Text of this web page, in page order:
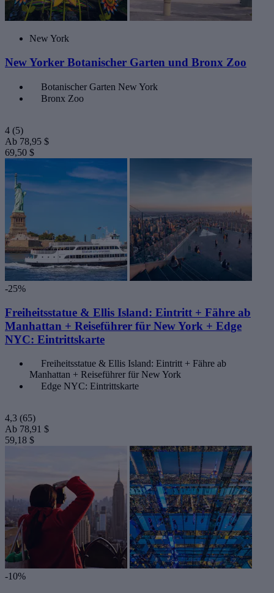
New York
New Yorker Botanischer Garten und Bronx Zoo
Botanischer Garten New York
Bronx Zoo
4 (5)
Ab 78,95 $
69,50 $
-25%
Freiheitsstatue & Ellis Island: Eintritt + Fähre ab
Manhattan + Reiseführer für New York + Edge
NYC: Eintrittskarte
Freiheitsstatue & Ellis Island: Eintritt + Fähre ab
Manhattan + Reiseführer für New York
Edge NYC: Eintrittskarte
4,3 (65)
Ab 78,91 $
59,18 $
-10%